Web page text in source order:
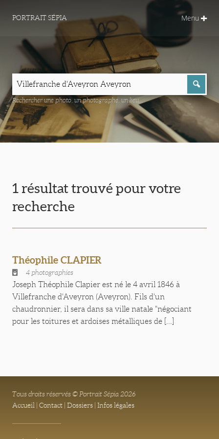
PORTRAIT SÉPIA Menu
Rechercher une photo, un photographe, un lieu...
1 résultat trouvé pour votre
recherche
Théophile CLAPIER
4 photographies
Joseph Théophile Clapier est né le 4 avril 1846 à
Villefranche d'Aveyron (Aveyron). Fils d'un
chaudronnier, il sera dans sa ville natale "négociant
pour les toitures et ardoises métalliques de [...]
Tous droits réservés © Portrait Sépia 2026
Accueil
Contact Dossiers Infos légales